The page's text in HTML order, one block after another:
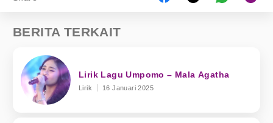
BERITA TERKAIT
Lirik Lagu Umpomo – Mala Agatha
Lirik 16 Januari 2025